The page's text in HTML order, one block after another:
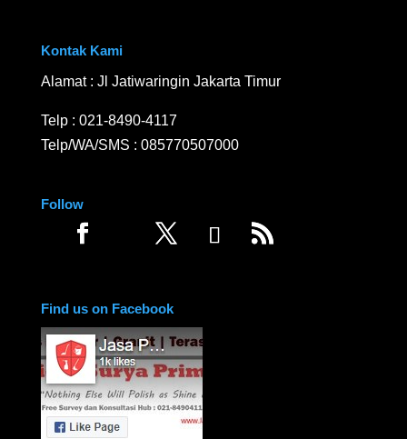
Kontak Kami
Alamat : Jl Jatiwaringin Jakarta Timur
Telp : 021-8490-4117
Telp/WA/SMS : 085770507000
Follow
Find us on Facebook